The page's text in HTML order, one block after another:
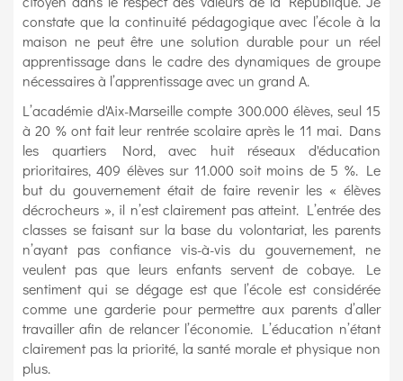
constate que la continuité pédagogique avec l’école à la
maison ne peut être une solution durable pour un réel
apprentissage dans le cadre des dynamiques de groupe
nécessaires à l’apprentissage avec un grand A.
L’académie d'Aix-Marseille compte 300.000 élèves, seul 15
à 20 % ont fait leur rentrée scolaire après le 11 mai. Dans
les quartiers Nord, avec huit réseaux d'éducation
prioritaires, 409 élèves sur 11.000 soit moins de 5 %. Le
but du gouvernement était de faire revenir les « élèves
décrocheurs », il n’est clairement pas atteint. L’entrée des
classes se faisant sur la base du volontariat, les parents
n’ayant pas confiance vis-à-vis du gouvernement, ne
veulent pas que leurs enfants servent de cobaye. Le
sentiment qui se dégage est que l’école est considérée
comme une garderie pour permettre aux parents d’aller
travailler afin de relancer l’économie. L’éducation n’étant
clairement pas la priorité, la santé morale et physique non
plus.